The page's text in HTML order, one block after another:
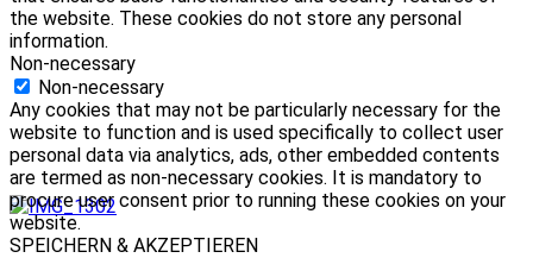
the website. These cookies do not store any personal
information.
Non-necessary
Non-necessary
Any cookies that may not be particularly necessary for the
website to function and is used specifically to collect user
personal data via analytics, ads, other embedded contents
are termed as non-necessary cookies. It is mandatory to
procure user consent prior to running these cookies on your
website.
SPEICHERN & AKZEPTIEREN